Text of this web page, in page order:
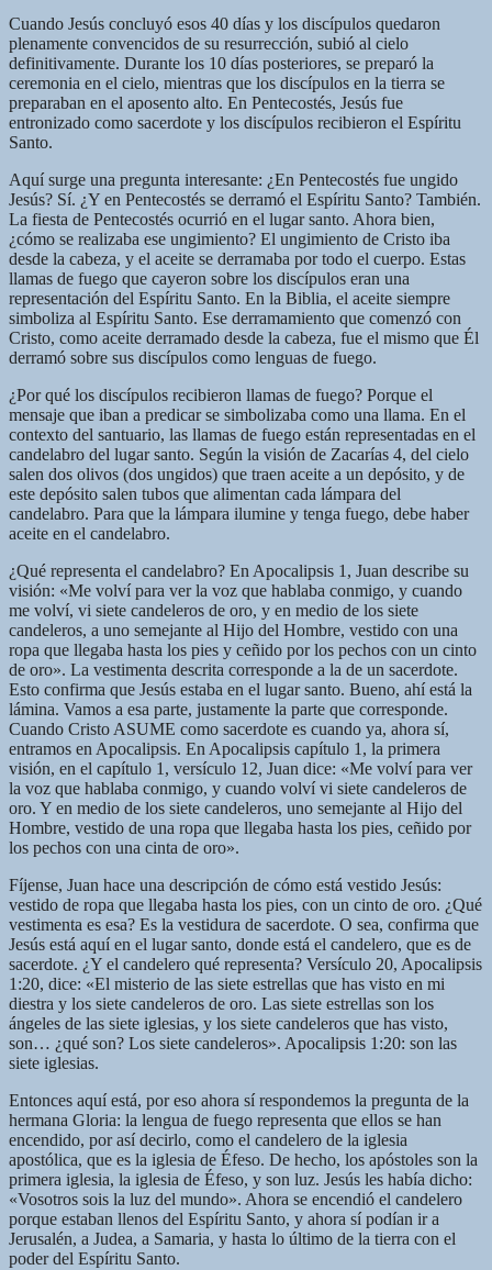
Cuando Jesús concluyó esos 40 días y los discípulos quedaron
plenamente convencidos de su resurrección, subió al cielo
definitivamente. Durante los 10 días posteriores, se preparó la
ceremonia en el cielo, mientras que los discípulos en la tierra se
preparaban en el aposento alto. En Pentecostés, Jesús fue
entronizado como sacerdote y los discípulos recibieron el Espíritu
Santo.
Aquí surge una pregunta interesante: ¿En Pentecostés fue ungido
Jesús? Sí. ¿Y en Pentecostés se derramó el Espíritu Santo? También.
La fiesta de Pentecostés ocurrió en el lugar santo. Ahora bien,
¿cómo se realizaba ese ungimiento? El ungimiento de Cristo iba
desde la cabeza, y el aceite se derramaba por todo el cuerpo. Estas
llamas de fuego que cayeron sobre los discípulos eran una
representación del Espíritu Santo. En la Biblia, el aceite siempre
simboliza al Espíritu Santo. Ese derramamiento que comenzó con
Cristo, como aceite derramado desde la cabeza, fue el mismo que Él
derramó sobre sus discípulos como lenguas de fuego.
¿Por qué los discípulos recibieron llamas de fuego? Porque el
mensaje que iban a predicar se simbolizaba como una llama. En el
contexto del santuario, las llamas de fuego están representadas en el
candelabro del lugar santo. Según la visión de Zacarías 4, del cielo
salen dos olivos (dos ungidos) que traen aceite a un depósito, y de
este depósito salen tubos que alimentan cada lámpara del
candelabro. Para que la lámpara ilumine y tenga fuego, debe haber
aceite en el candelabro.
¿Qué representa el candelabro? En Apocalipsis 1, Juan describe su
visión: «Me volví para ver la voz que hablaba conmigo, y cuando
me volví, vi siete candeleros de oro, y en medio de los siete
candeleros, a uno semejante al Hijo del Hombre, vestido con una
ropa que llegaba hasta los pies y ceñido por los pechos con un cinto
de oro». La vestimenta descrita corresponde a la de un sacerdote.
Esto confirma que Jesús estaba en el lugar santo. Bueno, ahí está la
lámina. Vamos a esa parte, justamente la parte que corresponde.
Cuando Cristo ASUME como sacerdote es cuando ya, ahora sí,
entramos en Apocalipsis. En Apocalipsis capítulo 1, la primera
visión, en el capítulo 1, versículo 12, Juan dice: «Me volví para ver
la voz que hablaba conmigo, y cuando volví vi siete candeleros de
oro. Y en medio de los siete candeleros, uno semejante al Hijo del
Hombre, vestido de una ropa que llegaba hasta los pies, ceñido por
los pechos con una cinta de oro».
Fíjense, Juan hace una descripción de cómo está vestido Jesús:
vestido de ropa que llegaba hasta los pies, con un cinto de oro. ¿Qué
vestimenta es esa? Es la vestidura de sacerdote. O sea, confirma que
Jesús está aquí en el lugar santo, donde está el candelero, que es de
sacerdote. ¿Y el candelero qué representa? Versículo 20, Apocalipsis
1:20, dice: «El misterio de las siete estrellas que has visto en mi
diestra y los siete candeleros de oro. Las siete estrellas son los
ángeles de las siete iglesias, y los siete candeleros que has visto,
son… ¿qué son? Los siete candeleros». Apocalipsis 1:20: son las
siete iglesias.
Entonces aquí está, por eso ahora sí respondemos la pregunta de la
hermana Gloria: la lengua de fuego representa que ellos se han
encendido, por así decirlo, como el candelero de la iglesia
apostólica, que es la iglesia de Éfeso. De hecho, los apóstoles son la
primera iglesia, la iglesia de Éfeso, y son luz. Jesús les había dicho:
«Vosotros sois la luz del mundo». Ahora se encendió el candelero
porque estaban llenos del Espíritu Santo, y ahora sí podían ir a
Jerusalén, a Judea, a Samaria, y hasta lo último de la tierra con el
poder del Espíritu Santo.